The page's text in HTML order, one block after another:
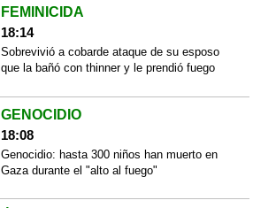
FEMINICIDA
18:14
Sobrevivió a cobarde ataque de su esposo
que la bañó con thinner y le prendió fuego
GENOCIDIO
18:08
Genocidio: hasta 300 niños han muerto en
Gaza durante el "alto al fuego"